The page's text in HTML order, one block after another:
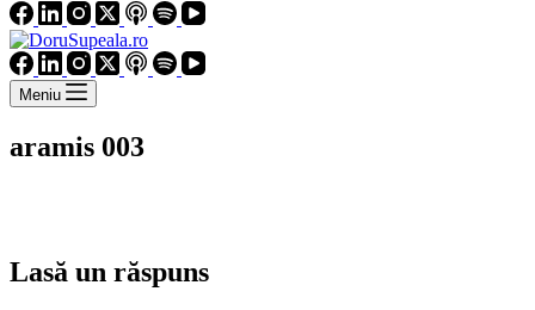
Meniu
aramis 003
Lasă un răspuns